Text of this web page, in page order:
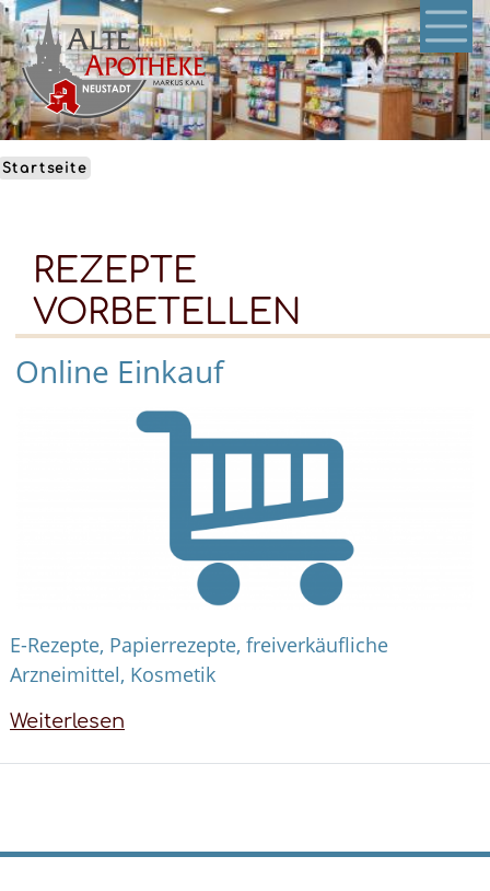
Direkt
zum
Inhalt
Startseite
REZEPTE
VORBETELLEN
Online Einkauf
E-Rezepte, Papierrezepte, freiverkäufliche
Arzneimittel, Kosmetik
Weiterlesen